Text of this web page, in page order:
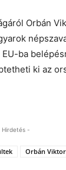
Orbán
ba
ki az
Hirdetés -
Orbán Viktor